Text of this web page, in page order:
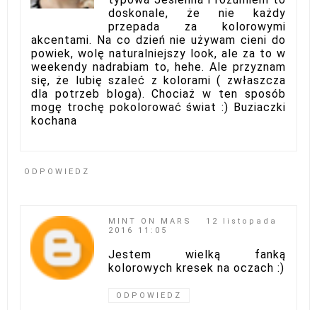
doskonale, że nie każdy
przepada za kolorowymi
akcentami. Na co dzień nie używam cieni do
powiek, wolę naturalniejszy look, ale za to w
weekendy nadrabiam to, hehe. Ale przyznam
się, że lubię szaleć z kolorami ( zwłaszcza
dla potrzeb bloga). Chociaż w ten sposób
mogę trochę pokolorować świat :) Buziaczki
kochana
ODPOWIEDZ
MINT ON MARS
12 listopada
2016 11:05
Jestem wielką fanką
kolorowych kresek na oczach :)
ODPOWIEDZ